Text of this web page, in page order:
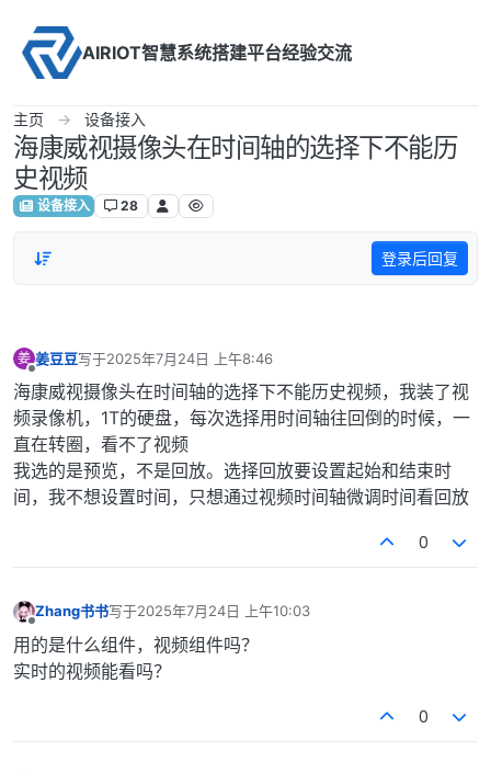
AIRIOT智慧系统搭建平台经验交流
主页 设备接入
海康威视摄像头在时间轴的选择下不能历
史视频
设备接入 28
登录后回复
姜
离线
姜豆豆写于2025年7月24日 上午8:46
最后由 编辑
海康威视摄像头在时间轴的选择下不能历史视频，我装了视
频录像机，1T的硬盘，每次选择用时间轴往回倒的时候，一
直在转圈，看不了视频
我选的是预览，不是回放。选择回放要设置起始和结束时
间，我不想设置时间，只想通过视频时间轴微调时间看回放
0
Zhang书书写于2025年7月24日 上午10:03
最后由 编辑
用的是什么组件，视频组件吗？
实时的视频能看吗？
0